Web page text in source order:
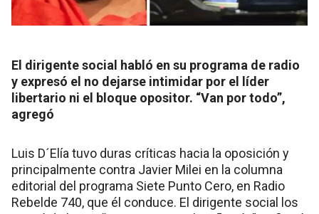
El dirigente social habló en su programa de radio
y expresó el no dejarse intimidar por el líder
libertario ni el bloque opositor. “Van por todo”,
agregó
Luis D´Elía tuvo duras críticas hacia la oposición y
principalmente contra Javier Milei en la columna
editorial del programa Siete Punto Cero, en Radio
Rebelde 740, que él conduce. El dirigente social los